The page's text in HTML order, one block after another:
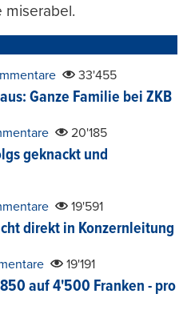
miserabel.
33'455
Ganze Familie bei ZKB
20'185
geknackt und
19'591
direkt in Konzernleitung
19'191
auf 4'500 Franken - pro